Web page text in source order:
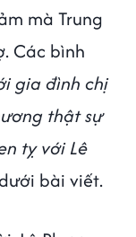
mà Trung
Các bình
gia đình chị
thật sự
tỵ với Lê
bài viết.